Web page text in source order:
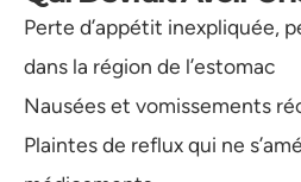
Perte d’appétit inexpliquée,
dans la région de l’estomac
Nausées et vomissements
Plaintes de reflux qui ne